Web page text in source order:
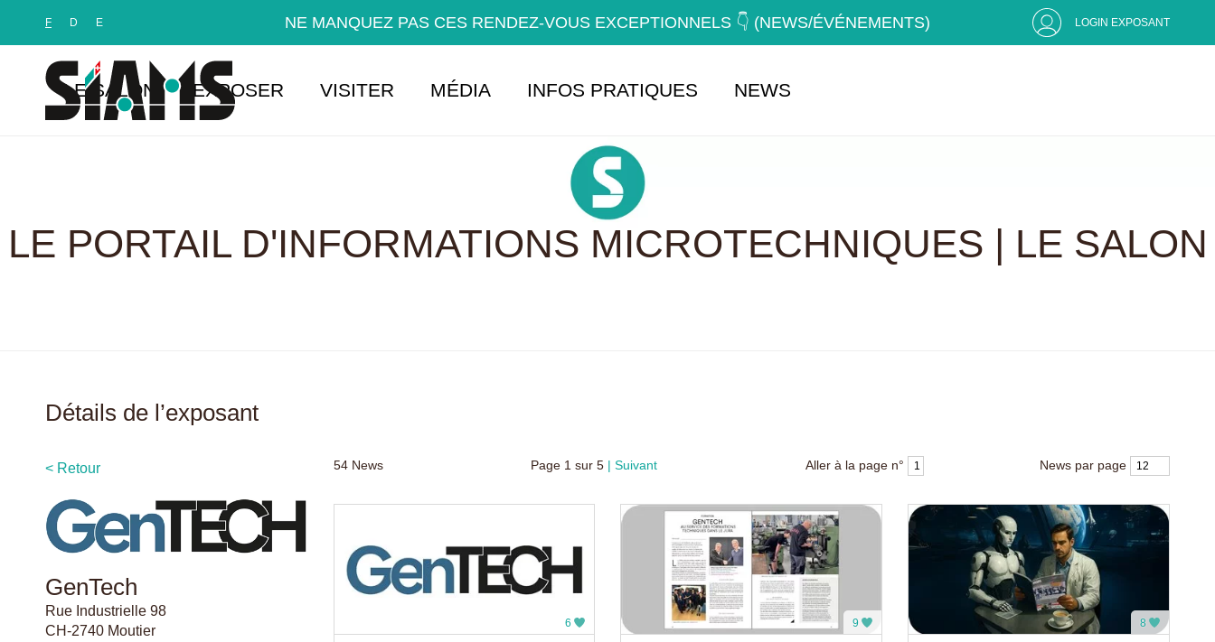
F D E NE MANQUEZ PAS CES RENDEZ-VOUS EXCEPTIONNELS 👇 (NEWS/ÉVÉNEMENTS) LOGIN EXPOSANT
LE SALON EXPOSER VISITER MÉDIA INFOS PRATIQUES NEWS
LE PORTAIL D'INFORMATIONS MICROTECHNIQUES | LE SALON
Détails de l’exposant
< Retour
GenTech
Rue Industrielle 98
CH-2740 Moutier
54News Page 1 sur5 Suivant Aller à la page n° News par page
6 9 8